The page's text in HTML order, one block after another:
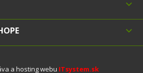


a hosting webu ITsystem.sk